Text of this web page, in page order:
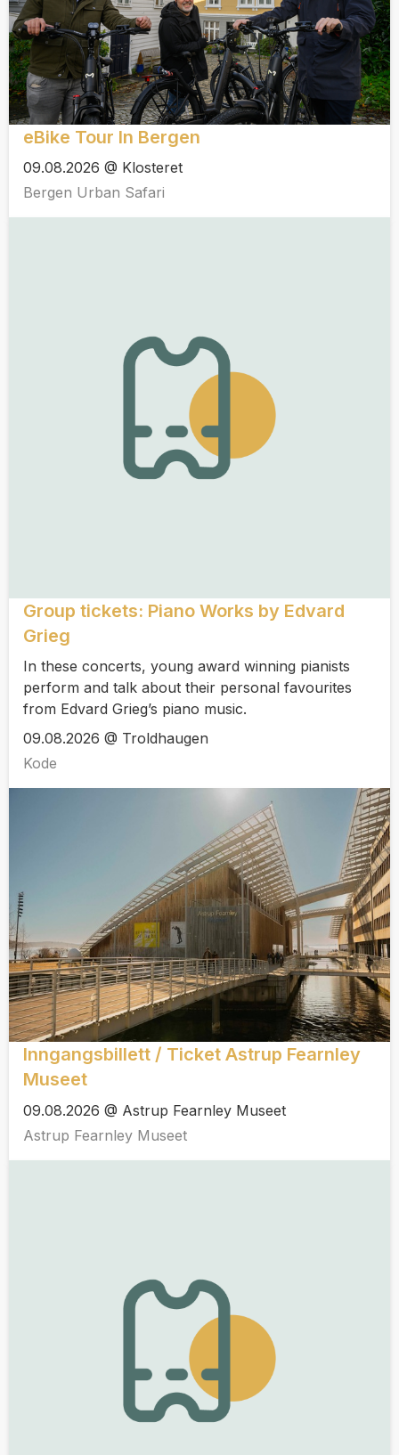
eBike Tour In Bergen
09.08.2026 @ Klosteret
Bergen Urban Safari
Group tickets: Piano Works by Edvard
Grieg
In these concerts, young award winning pianists
perform and talk about their personal favourites
from Edvard Grieg’s piano music.
09.08.2026 @ Troldhaugen
Kode
Inngangsbillett / Ticket Astrup Fearnley
Museet
09.08.2026 @ Astrup Fearnley Museet
Astrup Fearnley Museet